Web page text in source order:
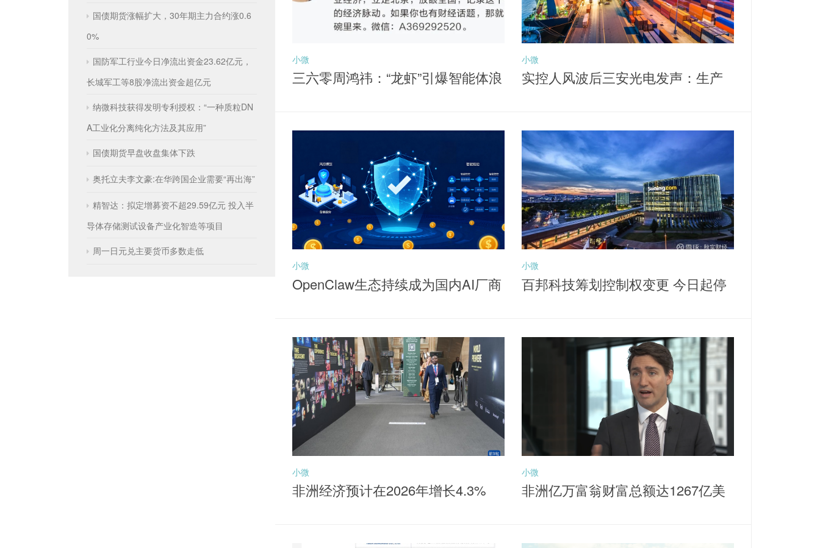
小微
三六零周鸿祎：“龙虾”引爆智能体浪
小微
实控人风波后三安光电发声：生产
小微
OpenClaw生态持续成为国内AI厂商
20910）布局机会
小微
百邦科技筹划控制权变更 今日起停
小微
非洲经济预计在2026年增长4.3%
小微
非洲亿万富翁财富总额达1267亿美
国债期货涨幅扩大，30年期主力合约涨0.6
0%
国防军工行业今日净流出资金23.62亿元，
长城军工等8股净流出资金超亿元
纳微科技获得发明专利授权：“一种质粒DN
A工业化分离纯化方法及其应用”
国债期货早盘收盘集体下跌
奥托立夫李文豪:在华跨国企业需要“再出海”
精智达：拟定增募资不超29.59亿元 投入半
导体存储测试设备产业化智造等项目
周一日元兑主要货币多数走低